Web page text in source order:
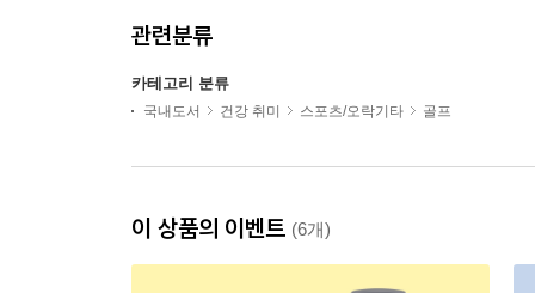
관련분류
카테고리 분류
국내도서 건강 취미 스포츠/오락기타 골프
이 상품의 이벤트 (6개)